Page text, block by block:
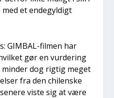
et ende­gyl­digt
GIM­BAL-fil­men har
gør en vur­de­ring
dog rig­tig meget
fra den chi­len­ske
viste sig at være